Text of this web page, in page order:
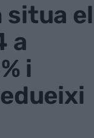
situa el
a
i